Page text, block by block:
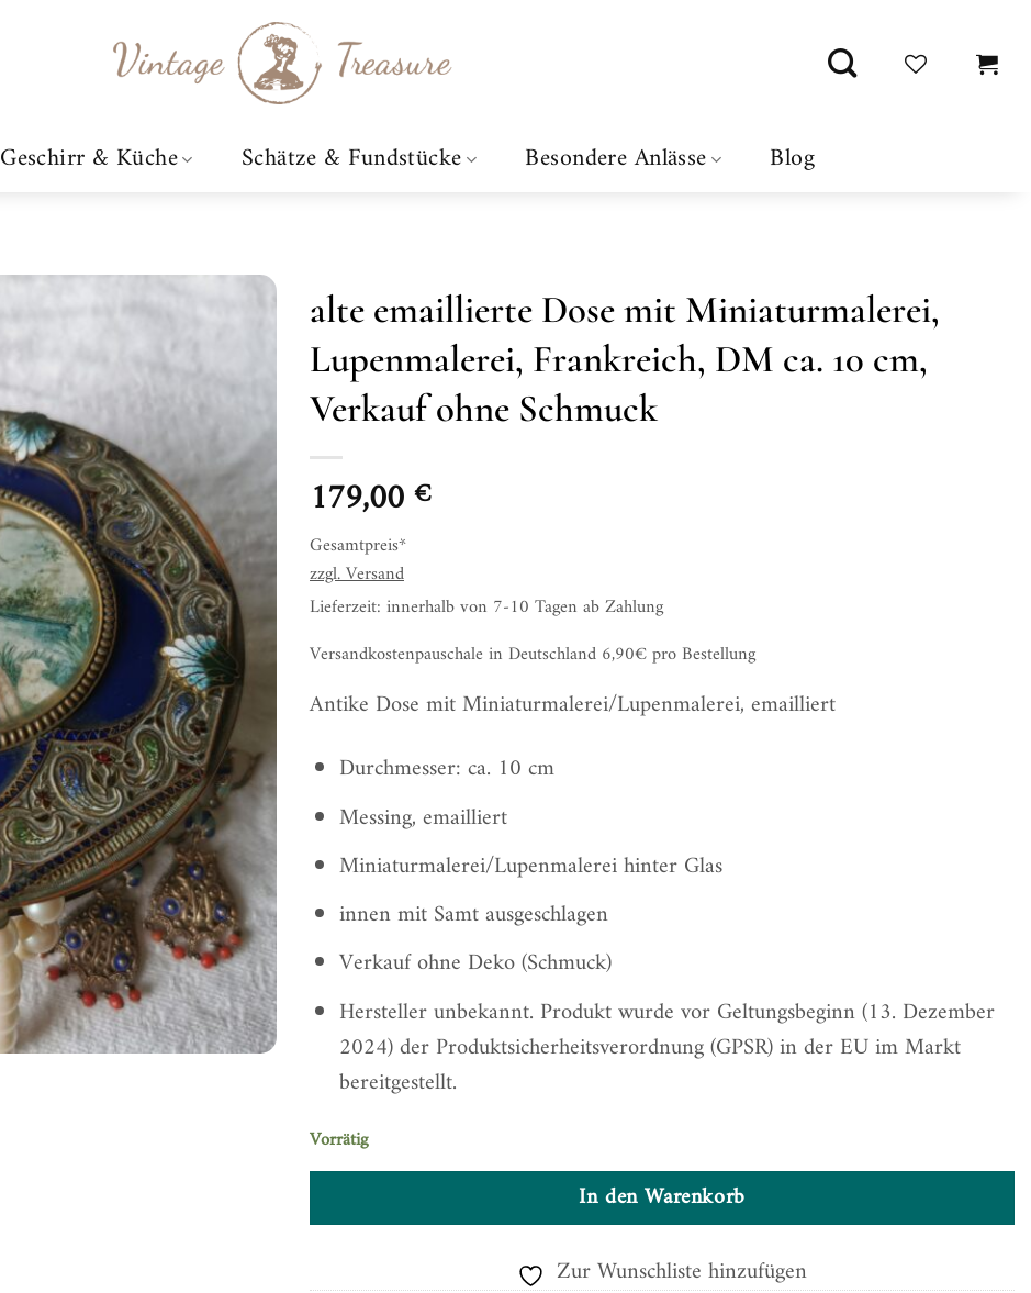
Geschirr & Küche Schätze & Fundstücke Besondere Anlässe Blog
Zur
Wunschliste
hinzufügen
alte emaillierte Dose mit Miniaturmalerei,
Lupenmalerei, Frankreich, DM ca. 10 cm,
Verkauf ohne Schmuck
179,00 €
Gesamtpreis*
zzgl.Versand
Lieferzeit: innerhalb von 7-10 Tagen ab Zahlung
Versandkostenpauschale in Deutschland 6,90€ pro Bestellung
Antike Dose mit Miniaturmalerei/Lupenmalerei, emailliert
Durchmesser: ca. 10 cm
Messing, emailliert
Miniaturmalerei/Lupenmalerei hinter Glas
innen mit Samt ausgeschlagen
Verkauf ohne Deko (Schmuck)
Hersteller unbekannt. Produkt wurde vor Geltungsbeginn (13. Dezember
2024) der Produktsicherheitsverordnung (GPSR) in der EU im Markt
bereitgestellt.
Vorrätig
In den Warenkorb
Zur Wunschliste hinzufügen